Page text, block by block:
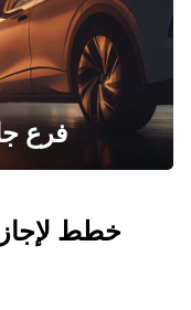
فرع
خطط